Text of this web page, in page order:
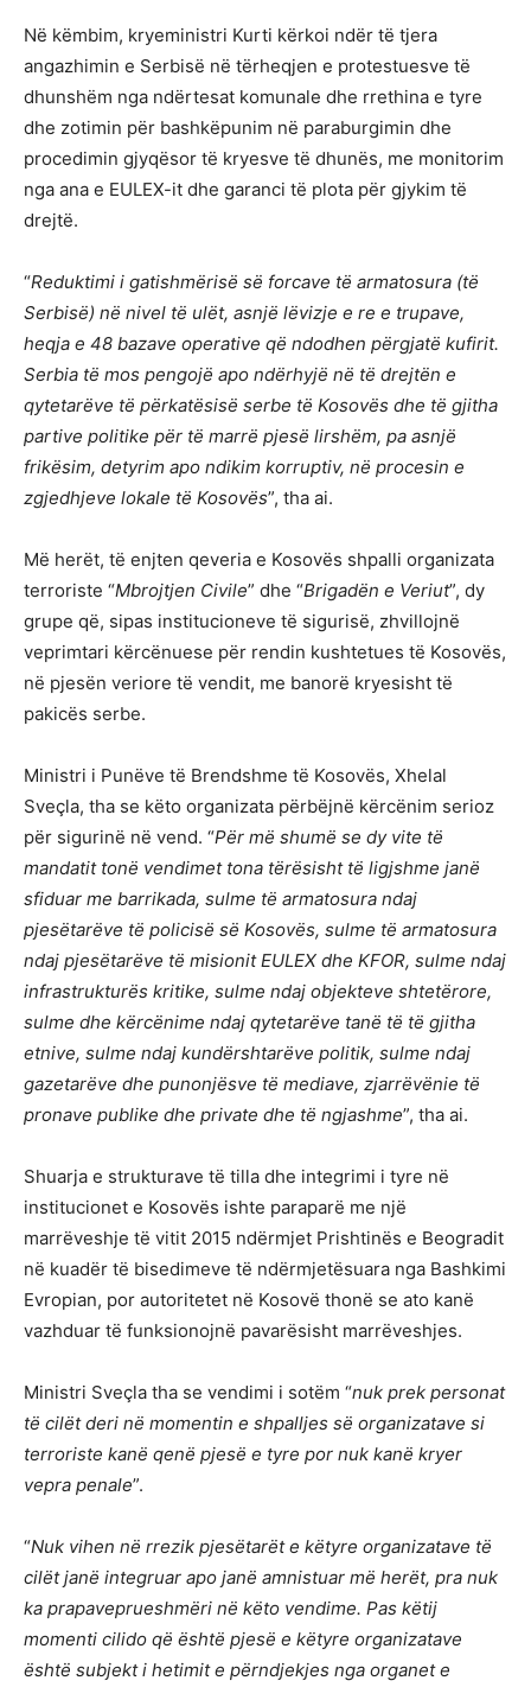
Në këmbim, kryeministri Kurti kërkoi ndër të tjera
angazhimin e Serbisë në tërheqjen e protestuesve të
dhunshëm nga ndërtesat komunale dhe rrethina e tyre
dhe zotimin për bashkëpunim në paraburgimin dhe
procedimin gjyqësor të kryesve të dhunës, me monitorim
nga ana e EULEX-it dhe garanci të plota për gjykim të
drejtë.
“Reduktimi i gatishmërisë së forcave të armatosura (të
Serbisë) në nivel të ulët, asnjë lëvizje e re e trupave,
heqja e 48 bazave operative që ndodhen përgjatë kufirit.
Serbia të mos pengojë apo ndërhyjë në të drejtën e
qytetarëve të përkatësisë serbe të Kosovës dhe të gjitha
partive politike për të marrë pjesë lirshëm, pa asnjë
frikësim, detyrim apo ndikim korruptiv, në procesin e
zgjedhjeve lokale të Kosovës”, tha ai.
Më herët, të enjten qeveria e Kosovës shpalli organizata
terroriste “Mbrojtjen Civile” dhe “Brigadën e Veriut”, dy
grupe që, sipas institucioneve të sigurisë, zhvillojnë
veprimtari kërcënuese për rendin kushtetues të Kosovës,
në pjesën veriore të vendit, me banorë kryesisht të
pakicës serbe.
Ministri i Punëve të Brendshme të Kosovës, Xhelal
Sveçla, tha se këto organizata përbëjnë kërcënim serioz
për sigurinë në vend. “Për më shumë se dy vite të
mandatit tonë vendimet tona tërësisht të ligjshme janë
sfiduar me barrikada, sulme të armatosura ndaj
pjesëtarëve të policisë së Kosovës, sulme të armatosura
ndaj pjesëtarëve të misionit EULEX dhe KFOR, sulme ndaj
infrastrukturës kritike, sulme ndaj objekteve shtetërore,
sulme dhe kërcënime ndaj qytetarëve tanë të të gjitha
etnive, sulme ndaj kundërshtarëve politik, sulme ndaj
gazetarëve dhe punonjësve të mediave, zjarrëvënie të
pronave publike dhe private dhe të ngjashme”, tha ai.
Shuarja e strukturave të tilla dhe integrimi i tyre në
institucionet e Kosovës ishte paraparë me një
marrëveshje të vitit 2015 ndërmjet Prishtinës e Beogradit
në kuadër të bisedimeve të ndërmjetësuara nga Bashkimi
Evropian, por autoritetet në Kosovë thonë se ato kanë
vazhduar të funksionojnë pavarësisht marrëveshjes.
Ministri Sveçla tha se vendimi i sotëm “nuk prek personat
të cilët deri në momentin e shpalljes së organizatave si
terroriste kanë qenë pjesë e tyre por nuk kanë kryer
vepra penale”.
“Nuk vihen në rrezik pjesëtarët e këtyre organizatave të
cilët janë integruar apo janë amnistuar më herët, pra nuk
ka prapaveprueshmëri në këto vendime. Pas këtij
momenti cilido që është pjesë e këtyre organizatave
është subjekt i hetimit e përndjekjes nga organet e